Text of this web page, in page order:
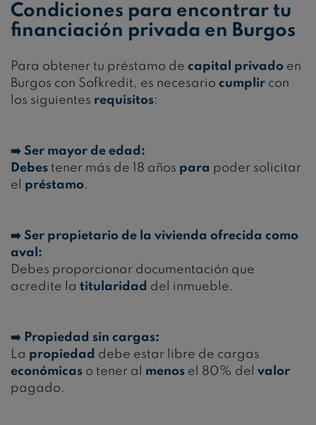
Condiciones para encontrar tu
financiación privada en Burgos
Para obtener tu préstamo de capital privado en
Burgos con Sofkredit, es necesario cumplir con
los siguientes requisitos:
➡️ Ser mayor de edad:
Debes tener más de 18 años para poder solicitar
el préstamo.
➡️ Ser propietario de la vivienda ofrecida como
aval:
Debes proporcionar documentación que
acredite la titularidad del inmueble.
➡️ Propiedad sin cargas:
La propiedad debe estar libre de cargas
económicas o tener al menos el 80% del valor
pagado.